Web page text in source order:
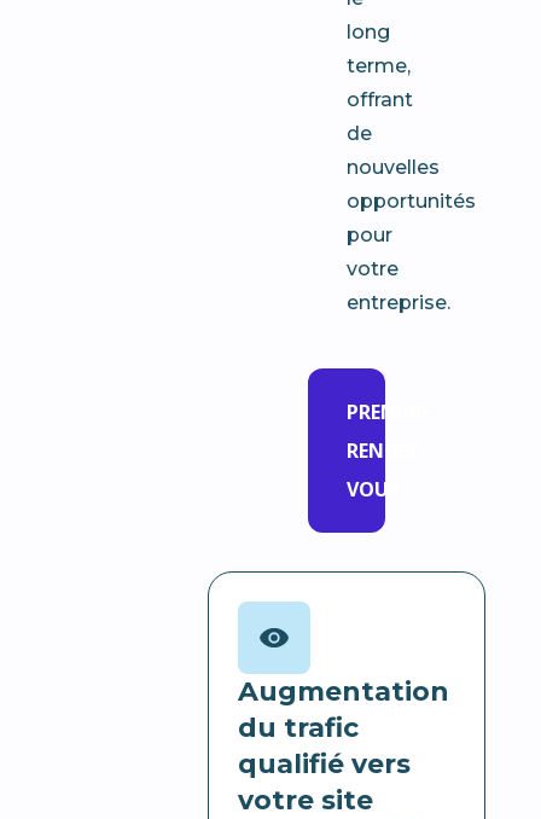
long
terme,
offrant
de
nouvelles
opportunités
pour
votre
entreprise.
PRENDRE
RENDEZ-
VOUS
Augmentation
du trafic
qualifié vers
votre site